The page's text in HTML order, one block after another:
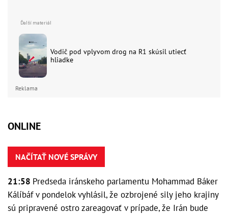
Vodič pod vplyvom drog na R1 skúsil utiecť
hliadke
Reklama
ONLINE
NAČÍTAŤ NOVÉ SPRÁVY
21:58 Predseda iránskeho parlamentu Mohammad Báker
Kálíbáf v pondelok vyhlásil, že ozbrojené sily jeho krajiny
sú pripravené ostro zareagovať v prípade, že Irán bude